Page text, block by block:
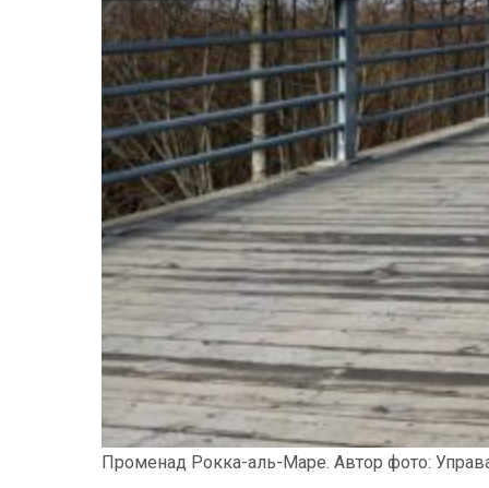
Променад Рокка-аль-Маре. Автор фото: